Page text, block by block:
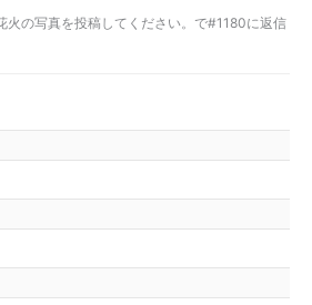
火の写真を投稿してください。で#1180に返信